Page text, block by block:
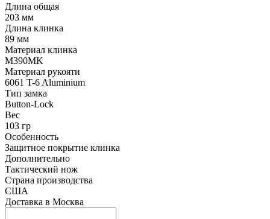
Длина общая
203 мм
Длина клинка
89 мм
Материал клинка
M390MK
Материал рукояти
6061 T-6 Aluminium
Тип замка
Button-Lock
Вес
103 гр
Особенность
Защитное покрытие клинка
Дополнительно
Тактический нож
Страна производства
США
Доставка в Москва